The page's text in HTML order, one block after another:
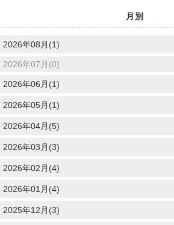
月別
2026年08月(1)
2026年07月(0)
2026年06月(1)
2026年05月(1)
2026年04月(5)
2026年03月(3)
2026年02月(4)
2026年01月(4)
2025年12月(3)